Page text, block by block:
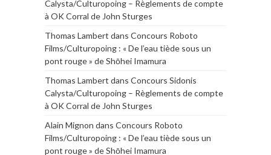
Calysta/Culturopoing – Règlements de compte
à OK Corral de John Sturges
Thomas Lambert dans Concours Roboto
Films/Culturopoing : « De l’eau tiède sous un
pont rouge » de Shōhei Imamura
Thomas Lambert dans Concours Sidonis
Calysta/Culturopoing – Règlements de compte
à OK Corral de John Sturges
Alain Mignon dans Concours Roboto
Films/Culturopoing : « De l’eau tiède sous un
pont rouge » de Shōhei Imamura